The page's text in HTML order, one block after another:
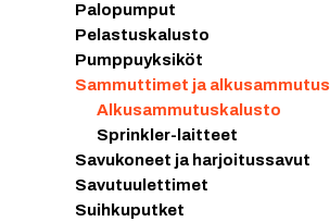
Palopumput
Pelastuskalusto
Pumppuyksiköt
Sammuttimet ja alkusammutus
Alkusammutuskalusto
Sprinkler-laitteet
Savukoneet ja harjoitussavut
Savutuulettimet
Suihkuputket